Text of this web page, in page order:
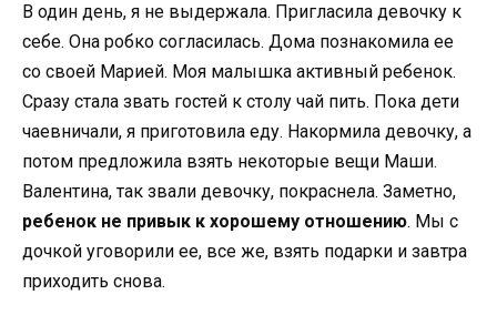
В один день, я не выдержала. Пригласила девочку к
себе. Она робко согласилась. Дома познакомила ее
со своей Марией. Моя малышка активный ребенок.
Сразу стала звать гостей к столу чай пить. Пока дети
чаевничали, я приготовила еду. Накормила девочку, а
потом предложила взять некоторые вещи Маши.
Валентина, так звали девочку, покраснела. Заметно,
ребенок не привык к хорошему отношению. Мы с
дочкой уговорили ее, все же, взять подарки и завтра
приходить снова.